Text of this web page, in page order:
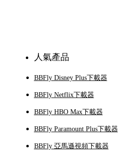
人氣產品
BBFly Disney Plus下載器
BBFly Netflix下載器
BBFly HBO Max下載器
BBFly Paramount Plus下載器
BBFly 亞馬遜視頻下載器